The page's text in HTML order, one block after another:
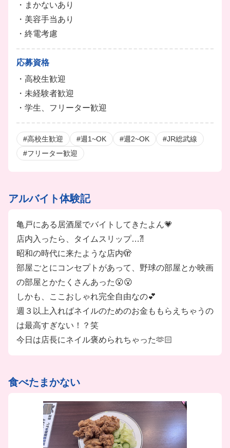
・まかないあり
・美容手当あり
・終電考慮
応募資格
・高校生歓迎
・未経験者歓迎
・学生、フリーター歓迎
#高校生歓迎 #週1~OK #週2~OK
#JR総武線
#フリーター歓迎
アルバイト体験記
亀戸にある居酒屋でバイトしてきたよん💗
店内入ったら、タイムスリップ…⁈
昭和の時代に来たような店内🫣
部屋ごとにコンセプトがあって、野球の部屋とか映画
の部屋とかたくさんあった😮😮
しかも、ここおしゃれ完全自由なの💕
週３以上入ればネイルのためのお金ももらえちゃうの
は最高すぎない！？笑
今日は店長にネイル褒められちゃった🫶🏻
食べたまかない